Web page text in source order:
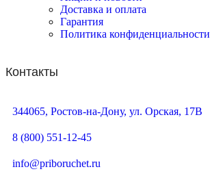
Доставка и оплата
Гарантия
Политика конфиденциальности
Контакты
344065, Ростов-на-Дону, ул. Орская, 17В
8 (800) 551-12-45
info@priboruchet.ru